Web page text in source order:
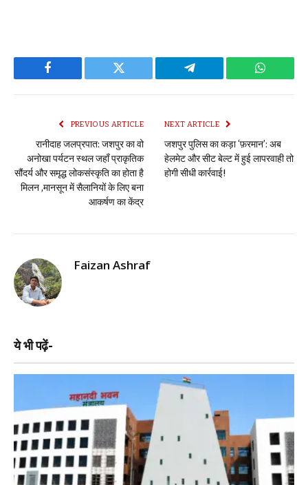
Facebook Twitter Telegram
PREVIOUS ARTICLE
रानीदाह जलप्रपात: जशपुर का वो
अनोखा पर्यटन स्थल जहाँ प्राकृतिक
सौंदर्य और समृद्ध लोकसंस्कृति का होता है
मिलन ,मानसून में सैलानियों के लिए बना
आकर्षण का केंद्र
NEXT ARTICLE
जशपुर पुलिस का कड़ा ‘फ़रमान’: अब
हेलमेट और सीट बेल्ट में हुई लापरवाही तो
होगी सीधी कार्रवाई!
Faizan Ashraf
ये भी पढ़ें-